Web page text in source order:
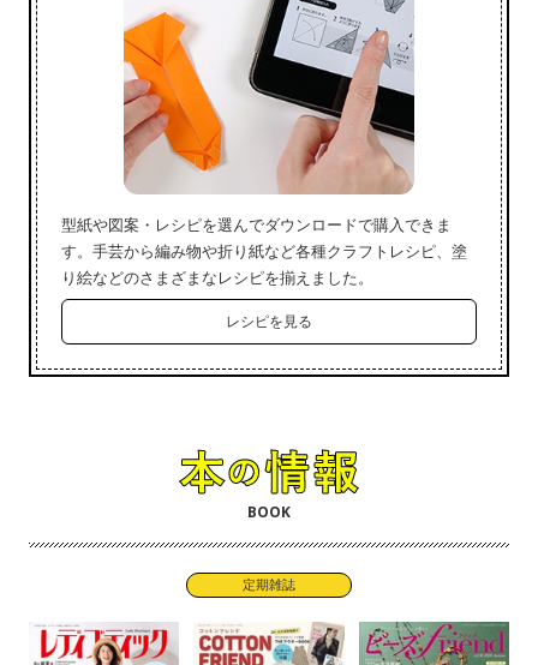
型紙や図案・レシピを選んでダウンロードで購入できま
す。手芸から編み物や折り紙など各種クラフトレシピ、塗
り絵などのさまざまなレシピを揃えました。
レシピを見る
BOOK
定期雑誌